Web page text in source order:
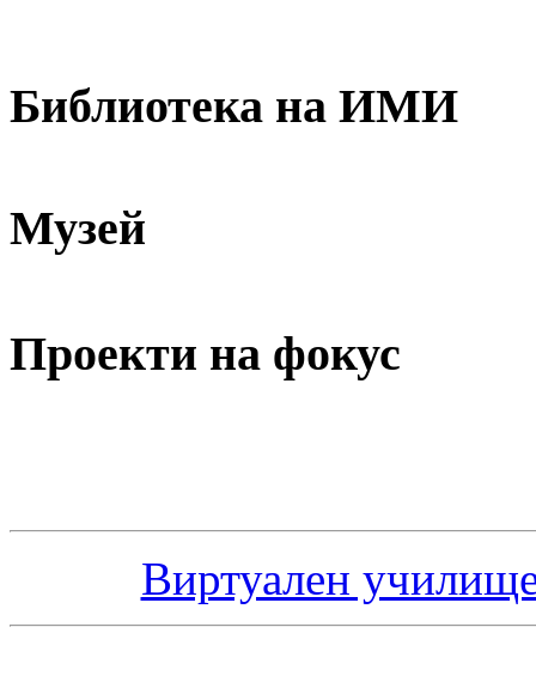
Библиотека на ИМИ
Музей
Проекти на фокус
Виртуален